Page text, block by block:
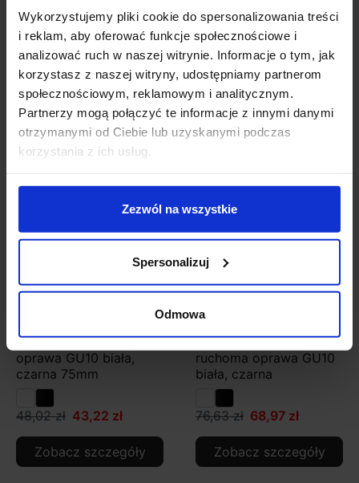
Wykorzystujemy pliki cookie do spersonalizowania treści
i reklam, aby oferować funkcje społecznościowe i
analizować ruch w naszej witrynie. Informacje o tym, jak
korzystasz z naszej witryny, udostępniamy partnerom
społecznościowym, reklamowym i analitycznym.
Partnerzy mogą połączyć te informacje z innymi danymi
otrzymanymi od Ciebie lub uzyskanymi podczas
korzystania z ich usług.
Zezwól na wszystkie
Spersonalizuj
Odmowa
Kohl Dawn K50141
oprawa 230V biała,
czarna 75mm
48,02 zł 43,22 zł
Zobacz szczegóły
Kohl Moon K50110
oprawa GU10 biała,
czarna 85mm
62,67 zł 53,27 zł
Zobacz szczegóły
Kohl SUN K50140
oprawa GU10 biała,
czarna 75mm
48,02 zł 43,22 zł
Zobacz szczegóły
Kohl Venus K50111
ruchoma oprawa GU10
biała, czarna
76,63 zł 68,97 zł
Zobacz szczegóły